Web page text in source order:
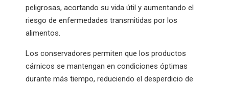
peligrosas, acortando su vida útil y aumentando el
riesgo de enfermedades transmitidas por los
alimentos.
Los conservadores permiten que los productos
cárnicos se mantengan en condiciones óptimas
durante más tiempo, reduciendo el desperdicio de